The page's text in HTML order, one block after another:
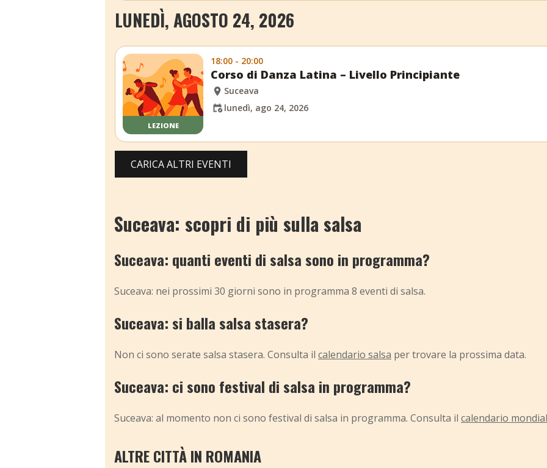
LUNEDÌ, AGOSTO 24, 2026
LEZIONE
18:00 - 20:00
Corso di Danza Latina – Livello Principiante
Suceava
lunedì, ago 24, 2026
CARICA ALTRI EVENTI
Suceava: scopri di più sulla salsa
Suceava: quanti eventi di salsa sono in programma?
Suceava: nei prossimi 30 giorni sono in programma 8 eventi di salsa.
Suceava: si balla salsa stasera?
Non ci sono serate salsa stasera. Consulta il calendario salsa per trovare la prossima data.
Suceava: ci sono festival di salsa in programma?
Suceava: al momento non ci sono festival di salsa in programma. Consulta il calendario
ALTRE CITTÀ IN ROMANIA